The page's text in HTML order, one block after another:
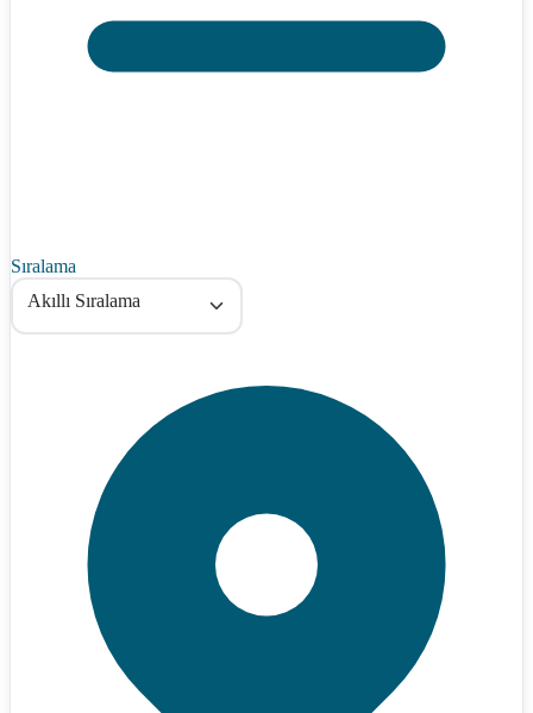
Sıralama
Akıllı Sıralama